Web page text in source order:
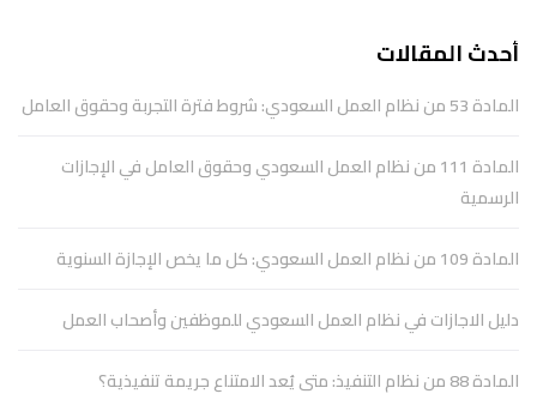
أحدث المقالات
المادة 53 من نظام العمل السعودي: شروط فترة التجربة وحقوق العامل
المادة 111 من نظام العمل السعودي وحقوق العامل في الإجازات
الرسمية
المادة 109 من نظام العمل السعودي: كل ما يخص الإجازة السنوية
دليل الاجازات في نظام العمل السعودي للموظفين وأصحاب العمل
المادة 88 من نظام التنفيذ: متى يُعد الامتناع جريمة تنفيذية؟